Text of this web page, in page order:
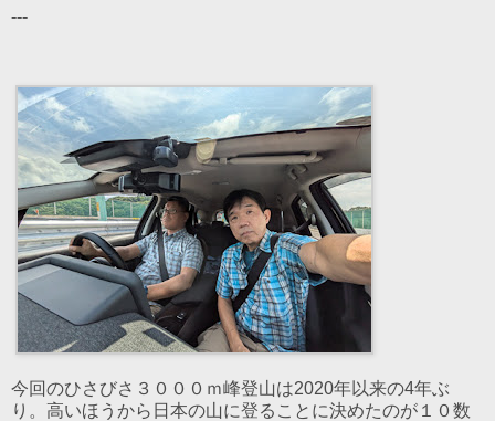
---
今回のひさびさ３０００ｍ峰登山は2020年以来の4年ぶ
り。高いほうから日本の山に登ることに決めたのが１０数